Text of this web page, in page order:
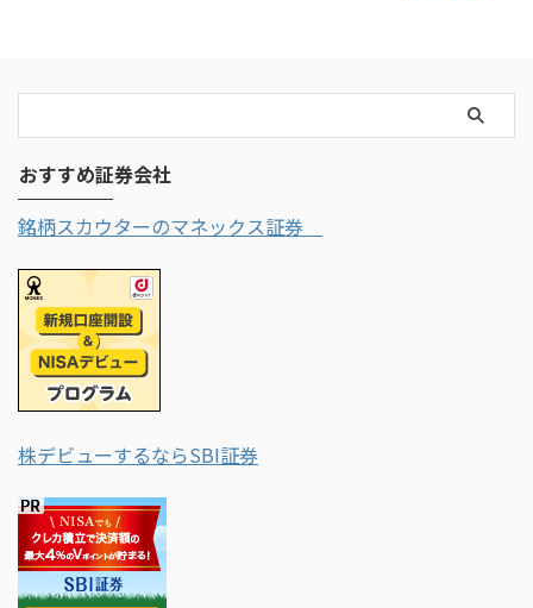
おすすめ証券会社
銘柄スカウターのマネックス証券
株デビューするならSBI証券